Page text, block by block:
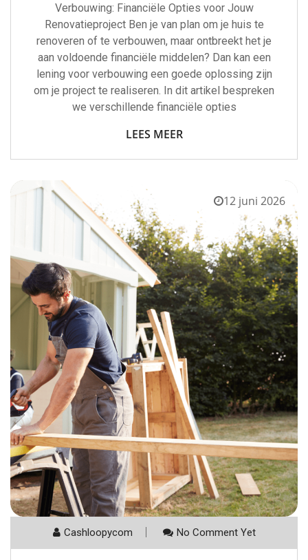
Verbouwing: Financiële Opties voor Jouw
Renovatieproject Ben je van plan om je huis te
renoveren of te verbouwen, maar ontbreekt het je
aan voldoende financiële middelen? Dan kan een
lening voor verbouwing een goede oplossing zijn
om je project te realiseren. In dit artikel bespreken
we verschillende financiële opties
LEES MEER
12 juni 2026
Cashloopycom No Comment Yet